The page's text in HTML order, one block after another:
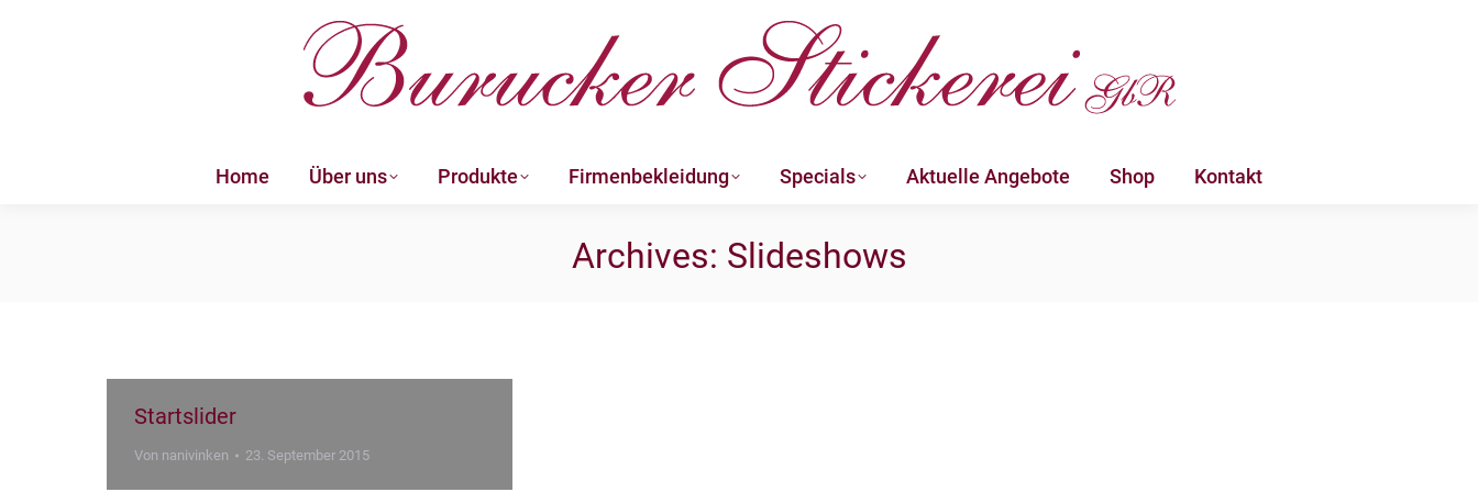
Home Über uns Produkte Firmenbekleidung Specials Aktuelle Angebote Shop Kontakt
Archives: Slideshows
Startslider
Von nanivinken 23. September 2015
Über uns Firmenbekleidung Specials Aktuelle Angebote